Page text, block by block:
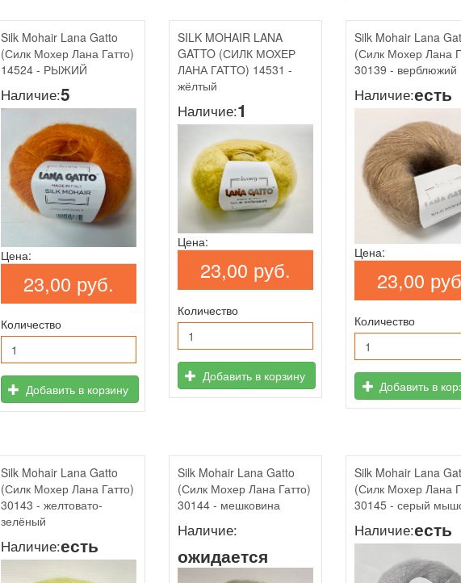
Silk Mohair Lana Gatto
(Силк Мохер Лана Гатто)
14524 - РЫЖИЙ
Наличие:5
Цена:
23,00 руб.
Количество
Добавить в корзину
SILK MOHAIR LANA
GATTO (СИЛК МОХЕР
ЛАНА ГАТТО) 14531 -
жёлтый
Наличие:1
Цена:
23,00 руб.
Количество
Добавить в корзину
Silk Mohair Lana
(Силк Мохер Лана
30139 - верблюжий
Наличие:есть
Цена:
23,00
Количество
Добавить в
Silk Mohair Lana Gatto
(Силк Мохер Лана Гатто)
30143 - желтовато-
зелёный
Наличие:есть
Silk Mohair Lana Gatto
(Силк Мохер Лана Гатто)
30144 - мешковина
Наличие:
ожидается
Silk Mohair Lana
(Силк Мохер Лана
30145 - серый
Наличие:есть